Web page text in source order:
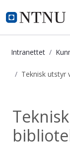
i.ntnu.no
Intranettet
Teknisk utstyr